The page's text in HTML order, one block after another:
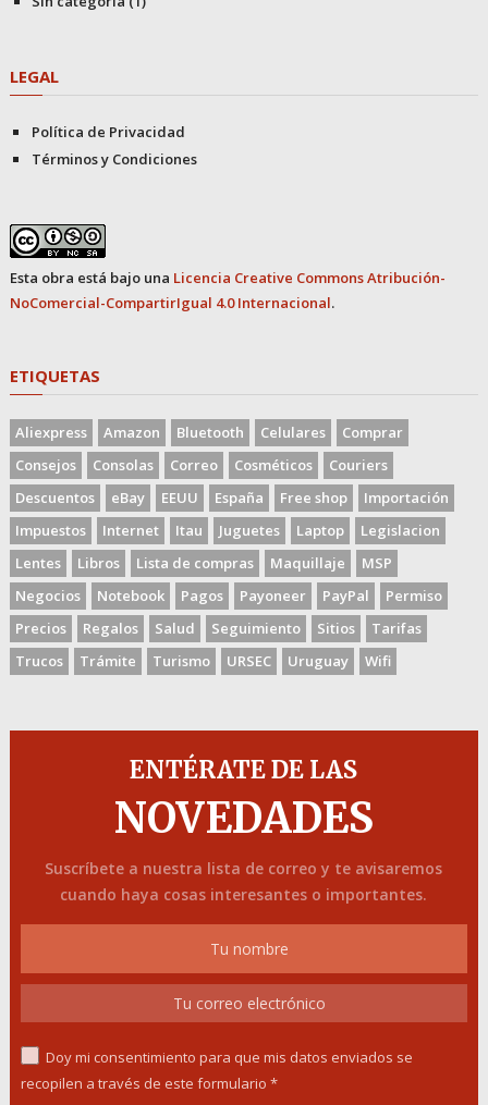
LEGAL
Política de Privacidad
Términos y Condiciones
Esta obra está bajo una Licencia Creative Commons Atribución-
NoComercial-CompartirIgual 4.0 Internacional.
ETIQUETAS
Aliexpress Amazon Bluetooth Celulares
Comprar
Consejos
Consolas Correo Cosméticos
Couriers
Descuentos
eBay EEUU España Free shop
Importación
Impuestos
Internet Itau Juguetes Laptop
Legislacion
Lentes
Libros Lista de compras Maquillaje
MSP
Negocios
Notebook Pagos Payoneer PayPal
Permiso
Precios
Regalos Salud Seguimiento Sitios
Tarifas
Trucos
Trámite Turismo URSEC Uruguay Wifi
ENTÉRATE DE LAS
NOVEDADES
Suscríbete a nuestra lista de correo y te avisaremos
cuando haya cosas interesantes o importantes.
Doy mi consentimiento para que mis datos enviados se
recopilen a través de este formulario *